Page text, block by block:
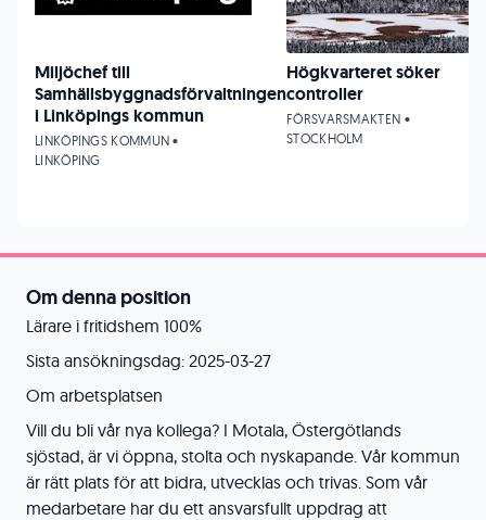
Om denna position
Lärare i fritidshem 100%
Sista ansökningsdag: 2025-03-27
Om arbetsplatsen
Vill du bli vår nya kollega? I Motala, Östergötlands
sjöstad, är vi öppna, stolta och nyskapande. Vår kommun
är rätt plats för att bidra, utvecklas och trivas. Som vår
medarbetare har du ett ansvarsfullt uppdrag att
Miljöchef till
Samhällsbyggnadsförvaltningen
i Linköpings kommun
LINKÖPINGS KOMMUN •
LINKÖPING
Högkvarteret söker
controller
FÖRSVARSMAKTEN •
STOCKHOLM